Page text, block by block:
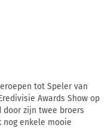
tot Speler van
Awards Show op
door zijn twee broers
nog enkele mooie